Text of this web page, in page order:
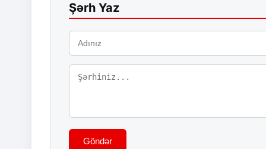
Şərh Yaz
Göndər